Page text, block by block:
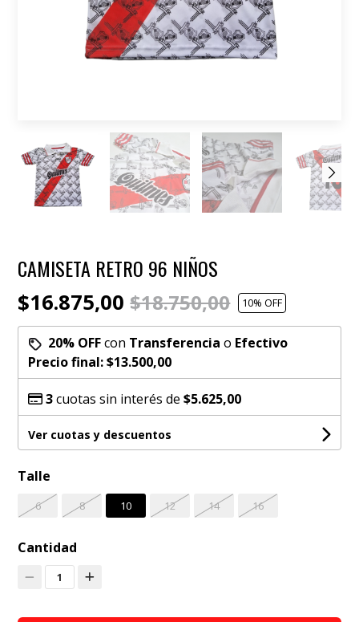
CAMISETA RETRO 96 NIÑOS
$16.875,00$18.750,00 10% OFF
20% OFFcon Transferencia o Efectivo
Precio final:$13.500,00
3cuotas sin interés de$5.625,00
Ver cuotas y descuentos
Talle
6 8 10 12 14 16
Cantidad
1